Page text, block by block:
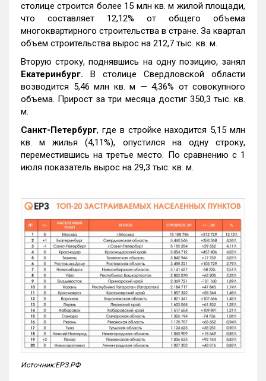
столице строится более 15 млн кв. м жилой площади,
что составляет 12,12% от общего объема
многоквартирного строительства в стране. За квартал
объем строительства вырос на 212,7 тыс. кв. м.
Вторую строку, поднявшись на одну позицию, занял
Екатеринбург. В столице Свердловской области
возводится 5,46 млн кв. м — 4,36% от совокупного
объема. Прирост за три месяца достиг 350,3 тыс. кв.
м.
Санкт-Петербург, где в стройке находится 5,15 млн
кв. м жилья (4,11%), опустился на одну строку,
переместившись на третье место. По сравнению с 1
июля показатель вырос на 29,3 тыс. кв. м.
Источник:ЕРЗ.РФ